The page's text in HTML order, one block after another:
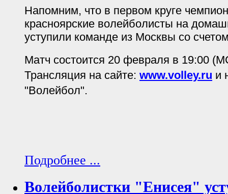
Напомним, что в первом круге
красноярские волейболисты на
уступили команде из Москвы со
Матч состоится 20 февраля в 19:00
Трансляция на сайте: www.volley.ru и
"Волейбол".
Подробнее ...
Волейболистки "Енисея"